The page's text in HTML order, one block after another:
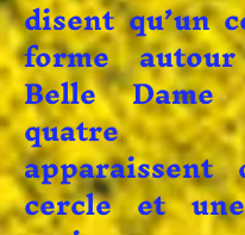
disent qu’un
forme
Belle
quatre
cercle et